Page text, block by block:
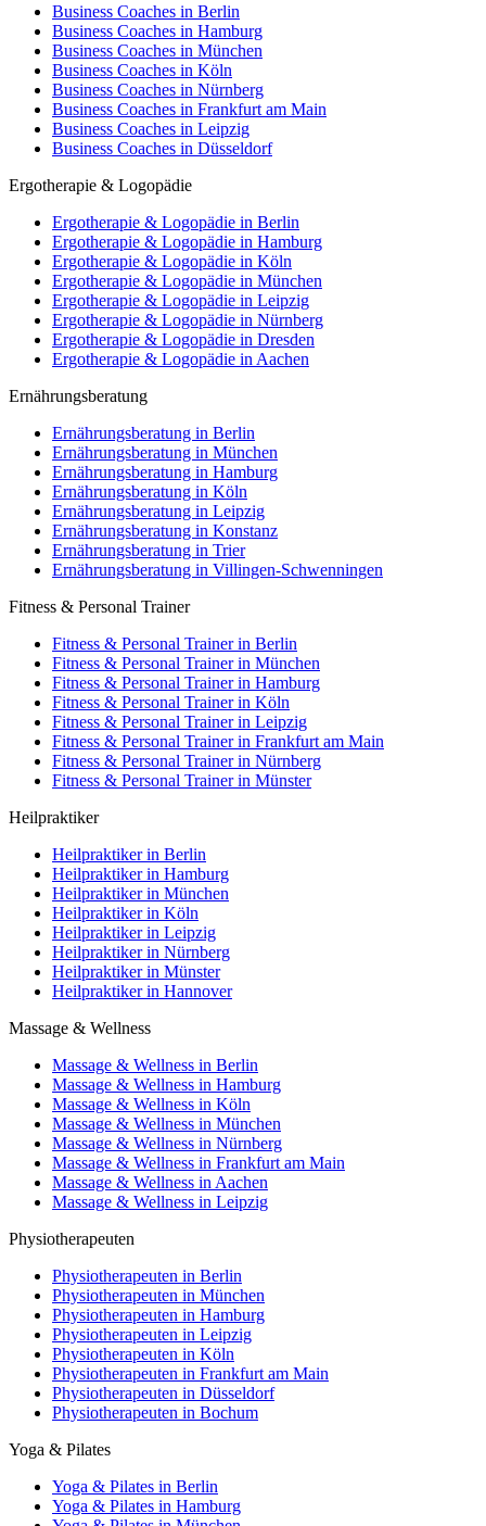
Business Coaches in Berlin
Business Coaches in Hamburg
Business Coaches in München
Business Coaches in Köln
Business Coaches in Nürnberg
Business Coaches in Frankfurt am Main
Business Coaches in Leipzig
Business Coaches in Düsseldorf
Ergotherapie & Logopädie
Ergotherapie & Logopädie in Berlin
Ergotherapie & Logopädie in Hamburg
Ergotherapie & Logopädie in Köln
Ergotherapie & Logopädie in München
Ergotherapie & Logopädie in Leipzig
Ergotherapie & Logopädie in Nürnberg
Ergotherapie & Logopädie in Dresden
Ergotherapie & Logopädie in Aachen
Ernährungsberatung
Ernährungsberatung in Berlin
Ernährungsberatung in München
Ernährungsberatung in Hamburg
Ernährungsberatung in Köln
Ernährungsberatung in Leipzig
Ernährungsberatung in Konstanz
Ernährungsberatung in Trier
Ernährungsberatung in Villingen-Schwenningen
Fitness & Personal Trainer
Fitness & Personal Trainer in Berlin
Fitness & Personal Trainer in München
Fitness & Personal Trainer in Hamburg
Fitness & Personal Trainer in Köln
Fitness & Personal Trainer in Leipzig
Fitness & Personal Trainer in Frankfurt am Main
Fitness & Personal Trainer in Nürnberg
Fitness & Personal Trainer in Münster
Heilpraktiker
Heilpraktiker in Berlin
Heilpraktiker in Hamburg
Heilpraktiker in München
Heilpraktiker in Köln
Heilpraktiker in Leipzig
Heilpraktiker in Nürnberg
Heilpraktiker in Münster
Heilpraktiker in Hannover
Massage & Wellness
Massage & Wellness in Berlin
Massage & Wellness in Hamburg
Massage & Wellness in Köln
Massage & Wellness in München
Massage & Wellness in Nürnberg
Massage & Wellness in Frankfurt am Main
Massage & Wellness in Aachen
Massage & Wellness in Leipzig
Physiotherapeuten
Physiotherapeuten in Berlin
Physiotherapeuten in München
Physiotherapeuten in Hamburg
Physiotherapeuten in Leipzig
Physiotherapeuten in Köln
Physiotherapeuten in Frankfurt am Main
Physiotherapeuten in Düsseldorf
Physiotherapeuten in Bochum
Yoga & Pilates
Yoga & Pilates in Berlin
Yoga & Pilates in Hamburg